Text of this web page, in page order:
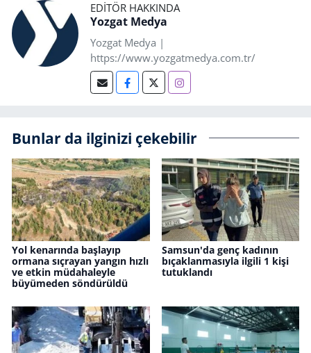
EDITÖR HAKKINDA
Yozgat Medya
Yozgat Medya |
https://www.yozgatmedya.com.tr/
Bunlar da ilginizi çekebilir
Yol kenarında başlayıp
ormana sıçrayan yangın hızlı
ve etkin müdahaleyle
büyümeden söndürüldü
Samsun'da genç kadının
bıçaklanmasıyla ilgili 1 kişi
tutuklandı